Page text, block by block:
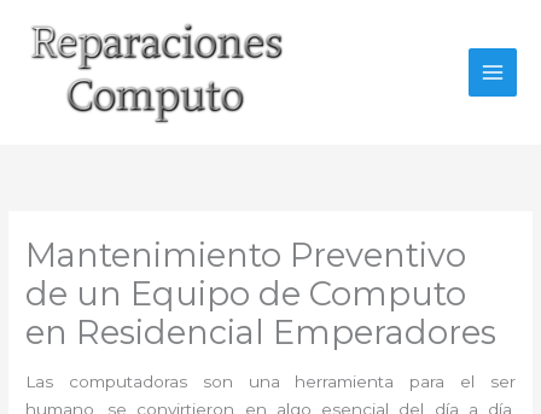
contenido
Mantenimiento Preventivo
de un Equipo de Computo
en Residencial Emperadores
Las computadoras son una herramienta para el ser
humano, se convirtieron en algo esencial del día a día,